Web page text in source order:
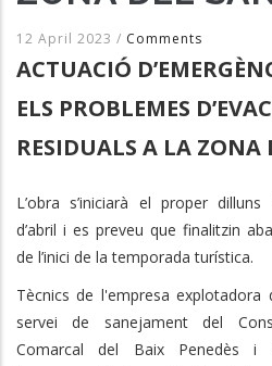
12 April 2023 / Comments
ACTUACIÓ
ELS PROBLEMES
RESIDUALS A LA ZONA
L’obra s’iniciarà el proper dilluns
d’abril i es preveu que finalitzin
de l’inici de la temporada turística.
Tècnics de l'empresa explotadora
servei de sanejament del
Comarcal del Baix Penedès i